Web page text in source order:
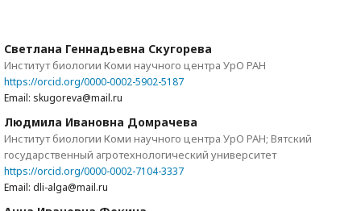
Светлана Геннадьевна Скугорева
Институт биологии Коми научного центра УрО РАН
https://orcid.org/0000-0002-5902-5187
Email: skugoreva@mail.ru
Людмила Ивановна Домрачева
Институт биологии Коми научного центра УрО РАН; Вятский
государственный агротехнологический университет
https://orcid.org/0000-0002-7104-3337
Email: dli-alga@mail.ru